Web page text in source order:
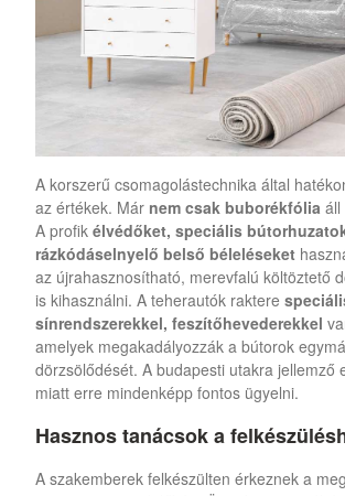
A korszerű csomagolástechnika által
az értékek. Már nem csak buborékfólia áll
A profik élvédőket, speciális
rázkódáselnyelő belső béleléseket
az újrahasznosítható, merevfalú költöztető
is kihasználni. A teherautók raktere
sínrendszerekkel, feszítőhevederekkel
amelyek megakadályozzák a bútorok
dörzsölődését. A budapesti utakra jellemző
miatt erre mindenképp fontos ügyelni.
Hasznos tanácsok a
A szakemberek felkészülten érkeznek a